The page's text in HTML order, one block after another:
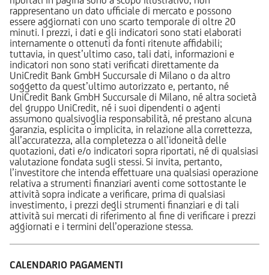
rappresentano un dato ufficiale di mercato e possono
essere aggiornati con uno scarto temporale di oltre 20
minuti. I prezzi, i dati e gli indicatori sono stati elaborati
internamente o ottenuti da fonti ritenute affidabili;
tuttavia, in quest’ultimo caso, tali dati, informazioni e
indicatori non sono stati verificati direttamente da
UniCredit Bank GmbH Succursale di Milano o da altro
soggetto da quest’ultimo autorizzato e, pertanto, né
UniCredit Bank GmbH Succursale di Milano, né altra società
del gruppo UniCredit, né i suoi dipendenti o agenti
assumono qualsivoglia responsabilità, né prestano alcuna
garanzia, esplicita o implicita, in relazione alla correttezza,
all’accuratezza, alla completezza o all’idoneità delle
quotazioni, dati e/o indicatori sopra riportati, né di qualsiasi
valutazione fondata sugli stessi. Si invita, pertanto,
l’investitore che intenda effettuare una qualsiasi operazione
relativa a strumenti finanziari aventi come sottostante le
attività sopra indicate a verificare, prima di qualsiasi
investimento, i prezzi degli strumenti finanziari e di tali
attività sui mercati di riferimento al fine di verificare i prezzi
aggiornati e i termini dell’operazione stessa.
CALENDARIO PAGAMENTI